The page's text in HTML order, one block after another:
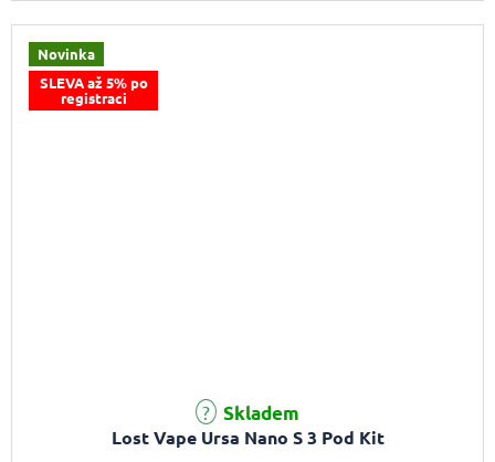
Novinka
SLEVA až 5% po
registraci
Lost Vape Ursa Nano S 3 Pod Kit
Skladem